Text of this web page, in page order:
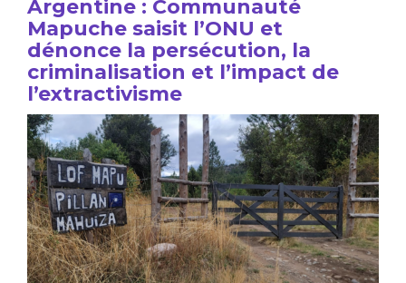
Argentine : Communauté
Mapuche saisit l’ONU et
dénonce la persécution, la
criminalisation et l’impact de
l’extractivisme